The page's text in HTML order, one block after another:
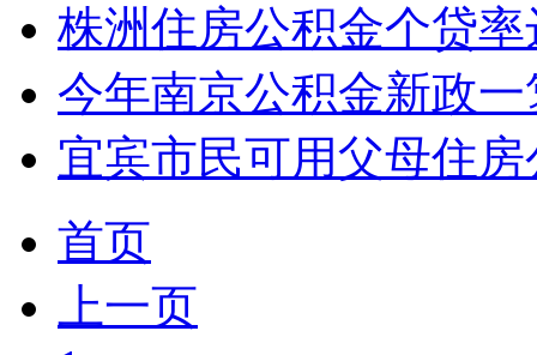
株洲住房公积金个贷率
今年南京公积金新政
宜宾市民可用父母住
首页
上一页